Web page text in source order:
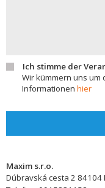
Ich stimme der
Wir kümmern uns um
Informationen hier
Maxim s.r.o.
Dúbravská cesta 2 84104